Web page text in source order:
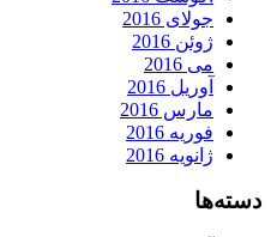
جولای 2016
ژوئن 2016
می 2016
آوریل 2016
مارس 2016
فوریه 2016
ژانویه 2016
دسته‌ها